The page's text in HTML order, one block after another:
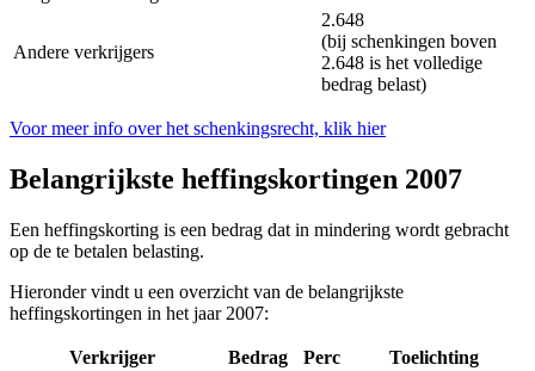
Andere verkrijgers
2.648
(bij schenkingen boven
2.648 is het volledige
bedrag belast)
Voor meer info over het schenkingsrecht, klik hier
Belangrijkste heffingskortingen 2007
Een heffingskorting is een bedrag dat in mindering wordt gebracht
op de te betalen belasting.
Hieronder vindt u een overzicht van de belangrijkste
heffingskortingen in het jaar 2007:
Verkrijger Bedrag Perc
Toelichting